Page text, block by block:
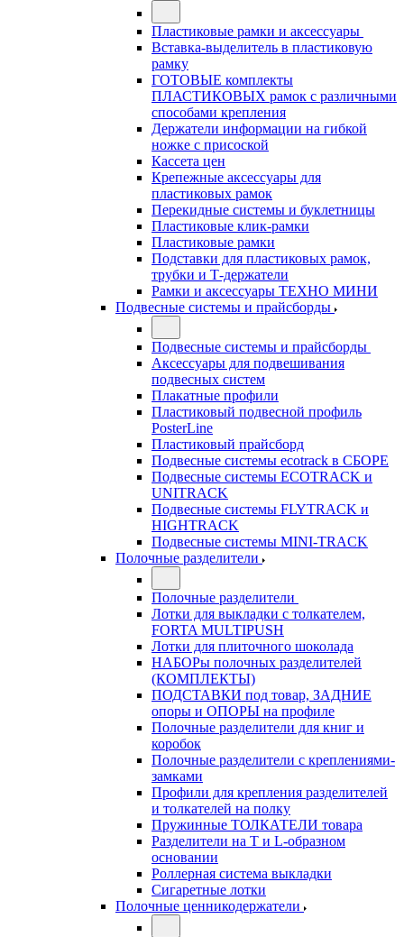
Пластиковые рамки и аксессуары
Вставка-выделитель в пластиковую
рамку
ГОТОВЫЕ комплекты
ПЛАСТИКОВЫХ рамок с различными
способами крепления
Держатели информации на гибкой
ножке с присоской
Кассета цен
Крепежные аксессуары для
пластиковых рамок
Перекидные системы и буклетницы
Пластиковые клик-рамки
Пластиковые рамки
Подставки для пластиковых рамок,
трубки и Т-держатели
Рамки и аксессуары ТЕХНО МИНИ
Подвесные системы и прайсборды
Подвесные системы и прайсборды
Аксессуары для подвешивания
подвесных систем
Плакатные профили
Пластиковый подвесной профиль
PosterLine
Пластиковый прайсборд
Подвесные системы ecotrack в СБОРЕ
Подвесные системы ECOTRACK и
UNITRACK
Подвесные системы FLYTRACK и
HIGHTRACK
Подвесные системы MINI-TRACK
Полочные разделители
Полочные разделители
Лотки для выкладки с толкателем,
FORTA MULTIPUSH
Лотки для плиточного шоколада
НАБОРы полочных разделителей
(КОМПЛЕКТЫ)
ПОДСТАВКИ под товар, ЗАДНИЕ
опоры и ОПОРЫ на профиле
Полочные разделители для книг и
коробок
Полочные разделители с креплениями-
замками
Профили для крепления разделителей
и толкателей на полку
Пружинные ТОЛКАТЕЛИ товара
Разделители на Т и L-образном
основании
Роллерная система выкладки
Сигаретные лотки
Полочные ценникодержатели